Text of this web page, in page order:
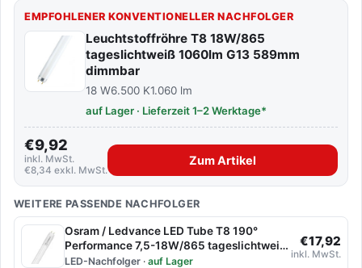
EMPFOHLENER KONVENTIONELLER NACHFOLGER
Leuchtstoffröhre T8 18W/865
tageslichtweiß 1060lm G13 589mm
dimmbar
18 W6.500 K1.060 lm
auf Lager · Lieferzeit 1–2 Werktage*
€9,92
inkl. MwSt.
€8,34 exkl. MwSt.
Zum Artikel
WEITERE PASSENDE NACHFOLGER
Osram / Ledvance LED Tube T8 190°
Performance 7,5-18W/865 tageslichtweiß
1100lm G13 EVG V 600mm
LED-Nachfolger · auf Lager
€17,92
inkl. MwSt.